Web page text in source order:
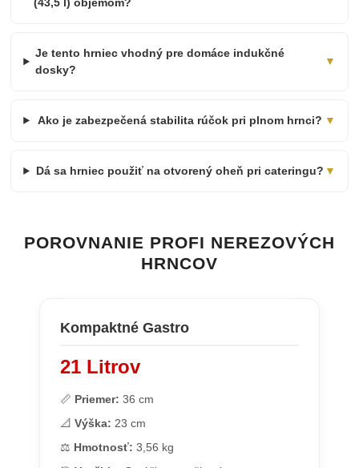
Je tento hrniec vhodný pre domáce indukčné
dosky?
▼
Ako je zabezpečená stabilita rúčok pri plnom hrnci? ▼
Dá sa hrniec použiť na otvorený oheň pri cateringu? ▼
POROVNANIE PROFI NEREZOVÝCH
HRNCOV
Kompaktné Gastro
21 Litrov
📏 Priemer: 36 cm
📐 Výška: 23 cm
⚖️ Hmotnosť: 3,56 kg